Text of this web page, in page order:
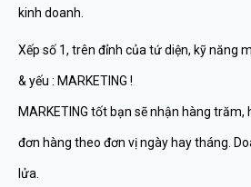
kinh doanh.
Xếp số 1, trên đỉnh của tứ diện, kỹ năng
& yếu : MARKETING !
MARKETING tốt bạn sẽ nhận hàng trăm,
đơn hàng theo đơn vị ngày hay tháng.
lửa.